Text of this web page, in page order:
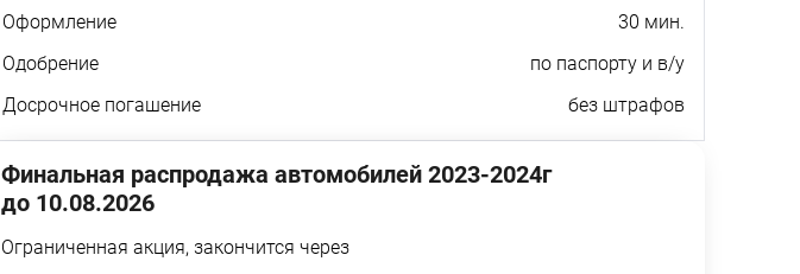
Оформление
30 мин.
Одобрение
по паспорту и в/у
Досрочное погашение
без штрафов
Финальная распродажа автомобилей 2023-2024г
до 10.08.2026
Ограниченная акция, закончится через